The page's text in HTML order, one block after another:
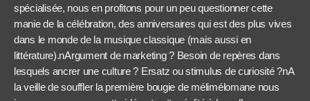
spécialisée, nous en profitons pour un peu questionner cette
manie de la célébration, des anniversaires qui est des plus vives
dans le monde de la musique classique (mais aussi en
littérature).nArgument de marketing ? Besoin de repères dans
lesquels ancrer une culture ? Ersatz ou stimulus de curiosité ?nA
la veille de souffler la première bougie de mélimélomane nous